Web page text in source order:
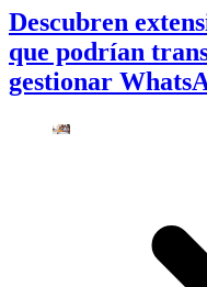
Descubren
que podrían
gestionar